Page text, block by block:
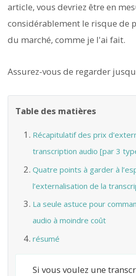
article, vous devriez être en
considérablement le risque de
du marché, comme je l'ai fait.
Assurez-vous de regarder
Table des matières
Récapitulatif des prix
transcription audio [par 3
Quatre points à garder à
l’externalisation de la
La seule astuce pour
audio à moindre coût
résumé
Si vous voulez une